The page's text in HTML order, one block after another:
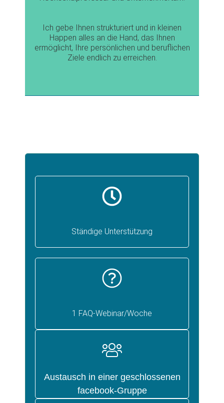
Ich gebe Ihnen strukturiert und in kleinen
Happen alles an die Hand, das Ihnen
ermöglicht, Ihre persönlichen und beruflichen
Ziele endlich zu erreichen.
Ständige Unterstützung
1 FAQ-Webinar/Woche
Austausch in einer geschlossenen
facebook-Gruppe